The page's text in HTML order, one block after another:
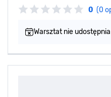
0 (0
Warsztat nie